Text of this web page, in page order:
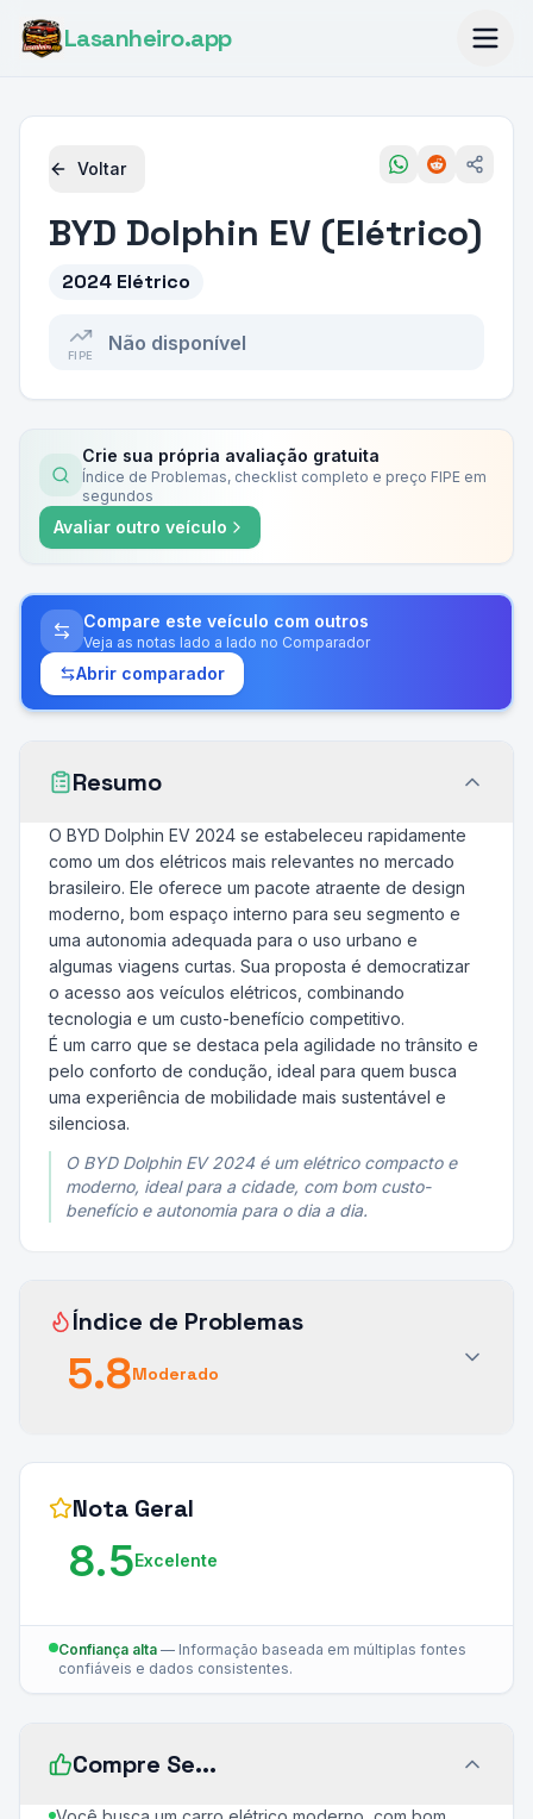
Lasanheiro.app
Voltar
BYD Dolphin EV (Elétrico)
2024 Elétrico
FIPE
Não disponível
Crie sua própria avaliação gratuita
Índice de Problemas, checklist completo e preço FIPE em
segundos
Avaliar outro veículo
Compare este veículo com outros
Veja as notas lado a lado no Comparador
Abrir comparador
Resumo
O BYD Dolphin EV 2024 se estabeleceu rapidamente
como um dos elétricos mais relevantes no mercado
brasileiro. Ele oferece um pacote atraente de design
moderno, bom espaço interno para seu segmento e
uma autonomia adequada para o uso urbano e
algumas viagens curtas. Sua proposta é democratizar
o acesso aos veículos elétricos, combinando
tecnologia e um custo-benefício competitivo.
É um carro que se destaca pela agilidade no trânsito e
pelo conforto de condução, ideal para quem busca
uma experiência de mobilidade mais sustentável e
silenciosa.
O BYD Dolphin EV 2024 é um elétrico compacto e
moderno, ideal para a cidade, com bom custo-
benefício e autonomia para o dia a dia.
Índice de Problemas
5.8Moderado
Nota Geral
8.5Excelente
Confiança alta — Informação baseada em múltiplas fontes
confiáveis e dados consistentes.
Compre Se...